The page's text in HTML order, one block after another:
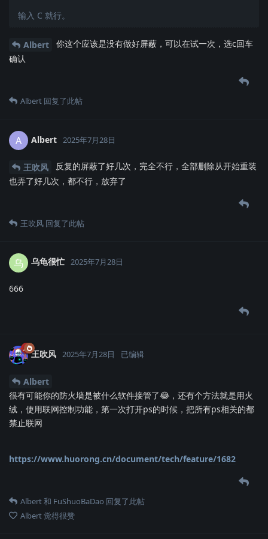
输入 C 就行。
Albert
你这个应该是没有做好屏蔽，可以在试一次，选c回车
确认
Albert 回复了此帖
A Albert 2025年7月28日
王吹风
反复的屏蔽了好几次，完全不行，全部删除从开始重装
也弄了好几次，都不行，放弃了
王吹风 回复了此帖
乌 乌龟很忙 2025年7月28日
666
王吹风 2025年7月28日 已编辑
Albert
很有可能你的防火墙是被什么软件接管了😂，还有个方法就是用火
绒，使用联网控制功能，第一次打开ps的时候，把所有ps相关的都
禁止联网
https://www.huorong.cn/document/tech/feature/1682
Albert和 FuShuoBaDao 回复了此帖
Albert觉得很赞